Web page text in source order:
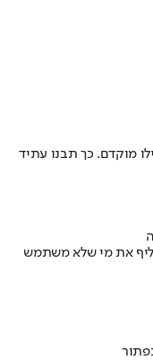
מוקדם. כך תבנו עתיד
את מי שלא משתמש